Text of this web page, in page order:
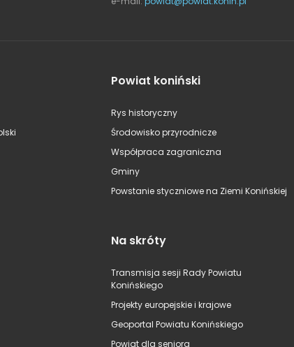
Powiat koniński
Rys historyczny
Środowisko przyrodnicze
Współpraca zagraniczna
Gminy
Powstanie styczniowe na Ziemi Konińskiej
Na skróty
Transmisja sesji Rady Powiatu
Konińskiego
Projekty europejskie i krajowe
Geoportal Powiatu Konińskiego
Powiat dla seniora